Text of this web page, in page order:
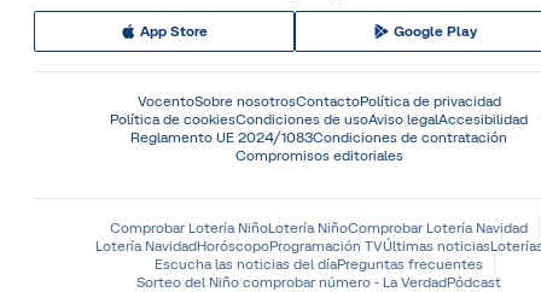
App Store Google Play
VocentoSobre nosotrosContactoPolítica de privacidad
Política de cookiesCondiciones de usoAviso legalAccesibilidad
Reglamento UE 2024/1083Condiciones de contratación
Compromisos editoriales
Comprobar Lotería NiñoLotería NiñoComprobar Lotería Navidad
Lotería NavidadHoróscopoProgramación TVÚltimas noticias
Escucha las noticias del díaPreguntas frecuentes
Sorteo del Niño comprobar número - La VerdadPódcast